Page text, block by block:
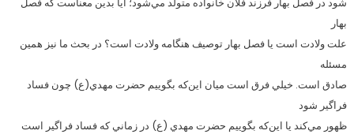
بهار
علت ولادت است يا فصل بهار توصيف هنگامه ولادت است؟ در بحث ما نيز همين
مسئله
صادق است. خيلي فرق است ميان اين‌كه بگوييم حضرت مهدي(ع) چون فساد
فراگير شود
ظهور مي‌كند يا اين‌كه بگوييم حضرت مهدي (ع) در زماني كه فساد فراگير است